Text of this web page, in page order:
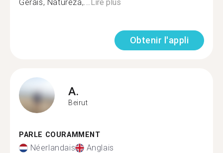
Gerais, Natureza,... Lire plus
Obtenir l'appli
A.
Beirut
PARLE COURAMMENT
Néerlandais Anglais